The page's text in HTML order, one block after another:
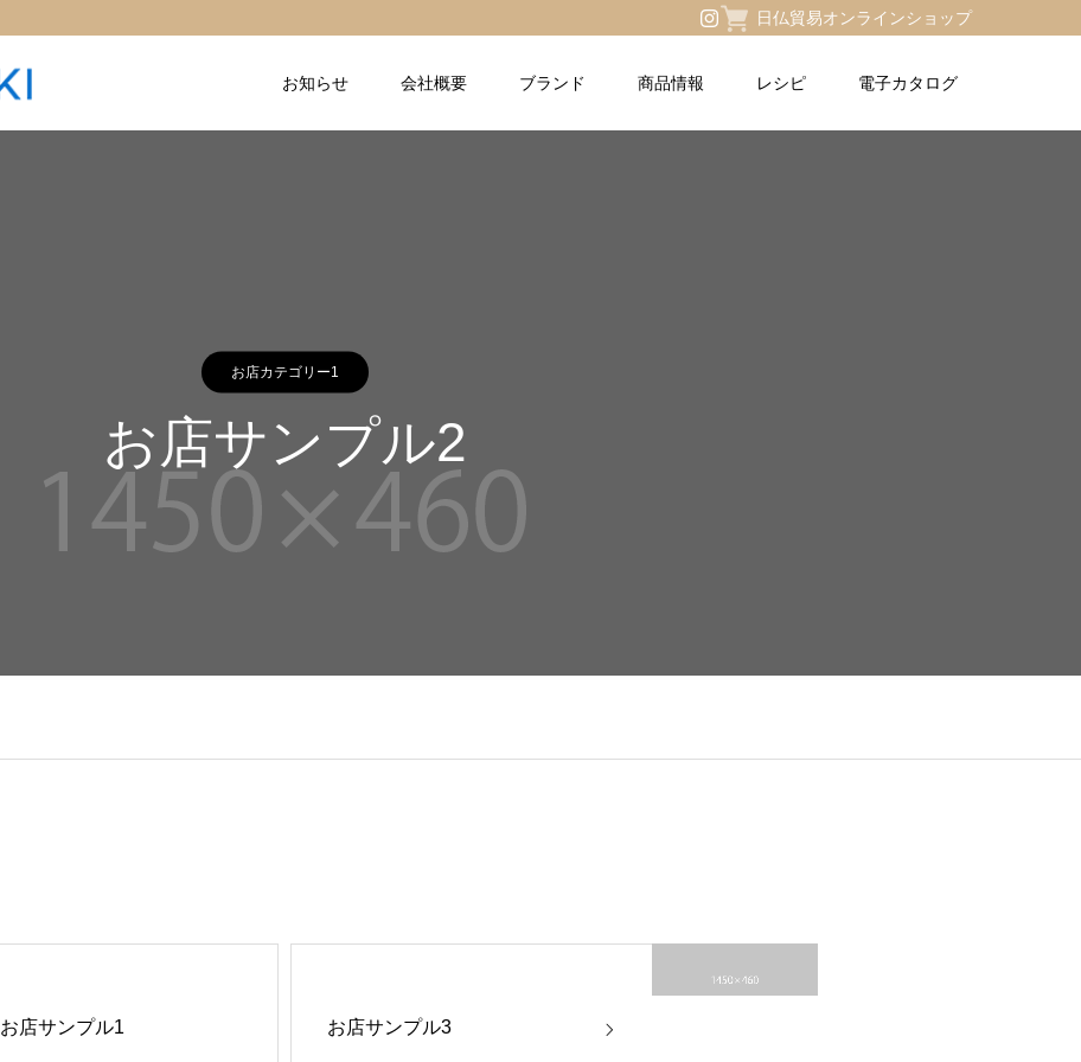
日仏貿易オンラインショップ
お知らせ 会社概要 ブランド 商品情報 レシピ 電子カタログ
お店カテゴリー1
お店サンプル2
お店サンプル1 お店サンプル3